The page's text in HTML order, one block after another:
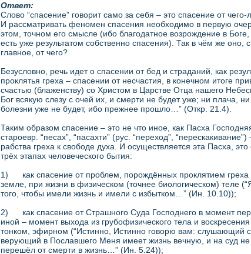
Ответ:
Слово “спасение” говорит само за себя – это спасение от чего-
И рассматривать феномен спасения необходимо в первую
этом, точном его смысле (ибо благодатное возрождение в
есть уже результатом собственно спасения). Так в чём же оно,
главное, от чего?
Безусловно, речь идет о спасении от бед и страданий, как
проклятья греха – спасении от несчастия, в конечном итоге
счастью (блаженству) со Христом в Царстве Отца нашего
Бог всякую слезу с очей их, и смерти не будет уже; ни плача,
болезни уже не будет, ибо прежнее прошло…” (Откр. 21.4).
Таким образом спасение – это не что иное, как Пасха
староевр. “песах”, “пасахти” (рус. “переход”,
рабства греха к свободе духа. И осуществляется эта Пасха,
трёх этапах человеческого бытия:
1) как спасение от проблем, порождённых проклятием греха
земле, при жизни в физическом (точнее биологическом) теле
того, чтобы имели жизнь и имели с избытком…” (Ин. 10.10));
2) как спасение от Страшного Суда Господнего в момент
иной – момент выхода из грубофизического тела и
тонком, эфирном (“Истинно, Истинно говорю вам: слушающий
верующий в Пославшего Меня имеет жизнь вечную, и на суд не
перешёл от смерти в жизнь…” (Ин. 5.24));